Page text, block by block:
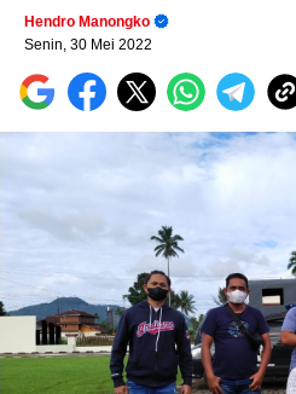
Hendro Manongko
Senin, 30 Mei 2022